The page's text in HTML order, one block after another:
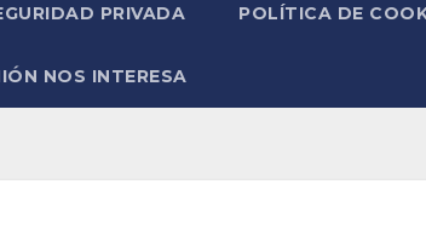
PRIVADA POLÍTICA DE
NOS INTERESA